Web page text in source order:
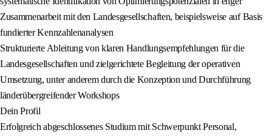
Zusammenarbeit mit den Landesgesellschaften, beispielsweise auf Basis
fundierter Kennzahlenanalysen
Strukturierte Ableitung von klaren Handlungsempfehlungen für die
Landesgesellschaften und zielgerichtete Begleitung der operativen
Umsetzung, unter anderem durch die Konzeption und Durchführung
länderübergreifender Workshops
Dein Profil
Erfolgreich abgeschlossenes Studium mit Schwerpunkt Personal,